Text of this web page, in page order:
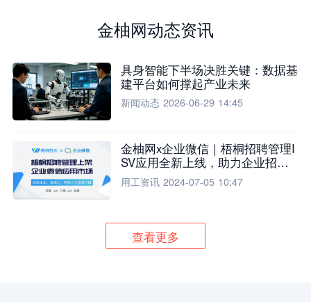
金柚网动态资讯
具身智能下半场决胜关键：数据基
建平台如何撑起产业未来
新闻动态 2026-06-29 14:45
金柚网x企业微信｜梧桐招聘管理I
SV应用全新上线，助力企业招聘
流程全面升级
用工资讯 2024-07-05 10:47
查看更多